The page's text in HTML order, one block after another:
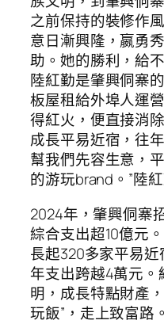
之前保持的裝修作
意日漸興隆，嬴勇
助。她的勝利，給
陸紅勤是肇興侗寨
板屋租給外埠人運
得紅火，便直接消
成長平易近宿，往
幫我們先容生意，
的游玩brand。”陸
2024年，肇興侗寨
綜合支出超10億元
長起320多家平易
年支出跨越4萬元
明，成長特點財產
玩飯”，走上致富路。